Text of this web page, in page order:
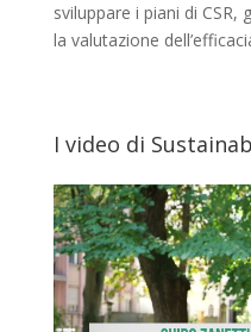
sviluppare i piani di CSR,
la valutazione
I video di